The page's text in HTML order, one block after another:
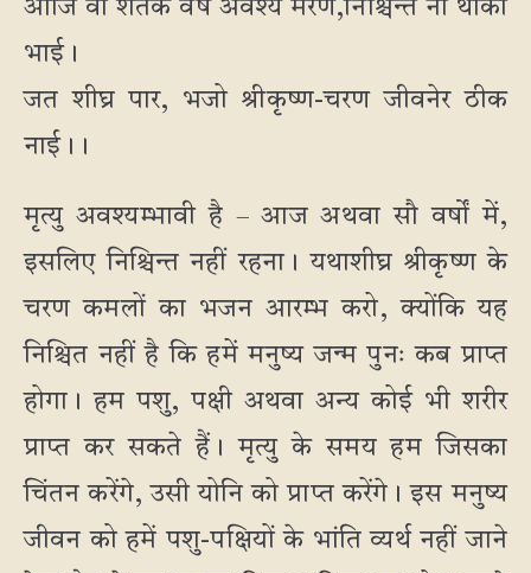
आजि वा शतेक वर्षे अवश्य मरण,निश्चिन्त ना थाको
भाई।
जत शीघ्र पार, भजो श्रीकृष्ण-चरण जीवनेर ठीक
नाई।।
मृत्यु अवश्यम्भावी है – आज अथवा सौ वर्षों में,
इसलिए निश्चिन्त नहीं रहना। यथाशीघ्र श्रीकृष्ण के
चरण कमलों का भजन आरम्भ करो, क्योंकि यह
निश्चित नहीं है कि हमें मनुष्य जन्म पुनः कब प्राप्त
होगा। हम पशु, पक्षी अथवा अन्य कोई भी शरीर
प्राप्त कर सकते हैं। मृत्यु के समय हम जिसका
चिंतन करेंगे, उसी योनि को प्राप्त करेंगे। इस मनुष्य
जीवन को हमें पशु-पक्षियों के भांति व्यर्थ नहीं जाने